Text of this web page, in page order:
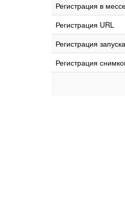
Регистрация в
Регистрация URL
Регистрация
Регистрация